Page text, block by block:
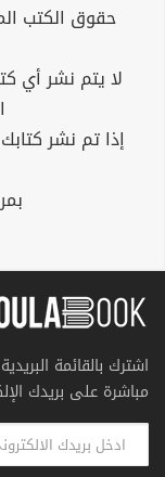
حقوق الكتب
لا يتم نشر أي
إذا تم نشر
اشترك بالقائمة
مباشرة على بريدك